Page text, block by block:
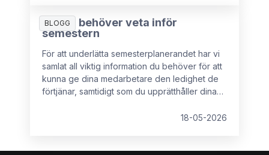
BLOGG
Allt du behöver veta inför
semestern
För att underlätta semesterplanerandet har vi
samlat all viktig information du behöver för att
kunna ge dina medarbetare den ledighet de
förtjänar, samtidigt som du upprätthåller dina
18-05-2026